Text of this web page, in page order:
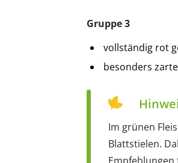
Gruppe 3
vollständig rot
besonders
Im grünen
Blattstielen.